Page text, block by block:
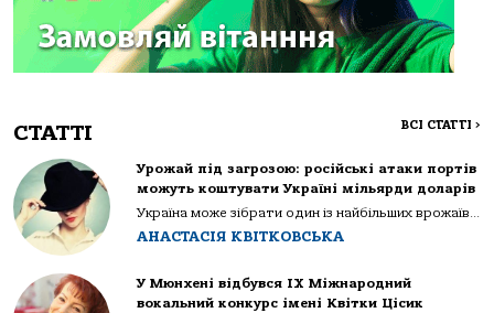
СТАТТІ ВСІ СТАТТІ >
Урожай під загрозою: російські атаки портів
можуть коштувати Україні мільярди доларів
Україна може зібрати один із найбільших врожаїв...
АНАСТАСІЯ КВІТКОВСЬКА
У Мюнхені відбувся IX Міжнародний
вокальний конкурс імені Квітки Цісик